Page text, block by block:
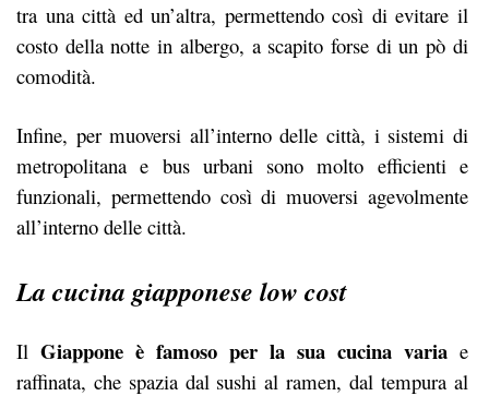
tra una città ed un’altra, permettendo così di evitare il
costo della notte in albergo, a scapito forse di un pò di
comodità.
Infine, per muoversi all’interno delle città, i sistemi di
metropolitana e bus urbani sono molto efficienti e
funzionali, permettendo così di muoversi agevolmente
all’interno delle città.
La cucina giapponese low cost
Il Giappone è famoso per la sua cucina variae
raffinata, che spazia dal sushi al ramen, dal tempura al